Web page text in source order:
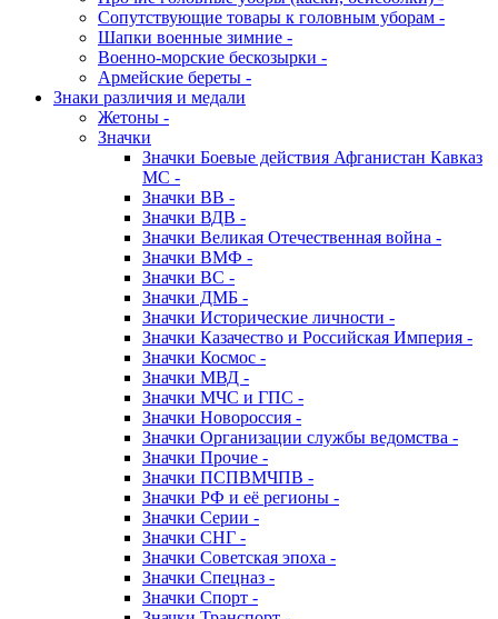
Сопутствующие товары к головным уборам -
Шапки военные зимние -
Военно-морские бескозырки -
Армейские береты -
Знаки различия и медали
Жетоны -
Значки
Значки Боевые действия Афганистан Кавказ
МС -
Значки ВВ -
Значки ВДВ -
Значки Великая Отечественная война -
Значки ВМФ -
Значки ВС -
Значки ДМБ -
Значки Исторические личности -
Значки Казачество и Российская Империя -
Значки Космос -
Значки МВД -
Значки МЧС и ГПС -
Значки Новороссия -
Значки Организации службы ведомства -
Значки Прочие -
Значки ПСПВМЧПВ -
Значки РФ и её регионы -
Значки Серии -
Значки СНГ -
Значки Советская эпоха -
Значки Спецназ -
Значки Спорт -